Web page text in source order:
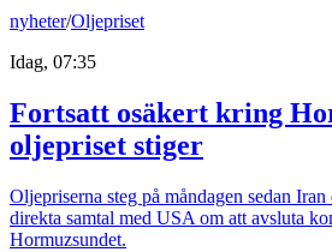
nyheter/Oljepriset
Idag, 07:35
Fortsatt osäkert kring
oljepriset stiger
Oljepriserna steg på måndagen sedan
direkta samtal med USA om att avsluta
Hormuzsundet.